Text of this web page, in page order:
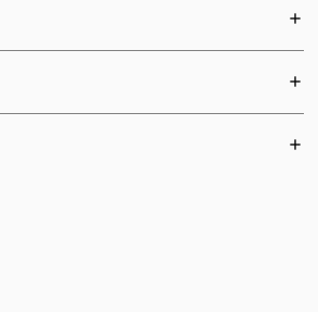
add
add
add